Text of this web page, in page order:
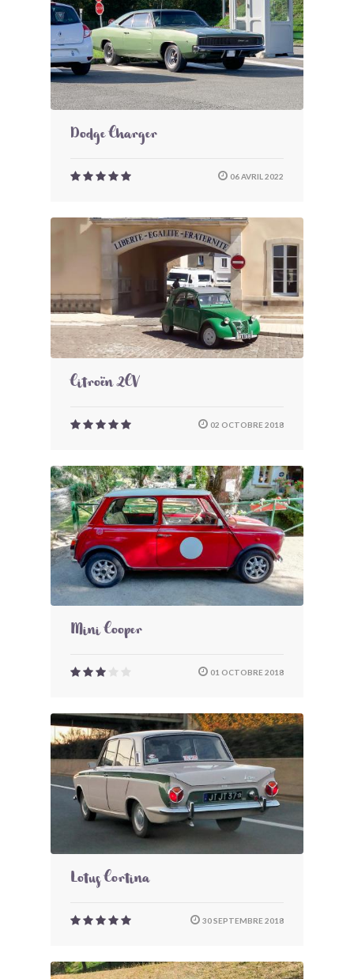
Dodge Charger
06 AVRIL 2022
Citroën 2CV
02 OCTOBRE 2018
Mini Cooper
01 OCTOBRE 2018
Lotus Cortina
30 SEPTEMBRE 2018